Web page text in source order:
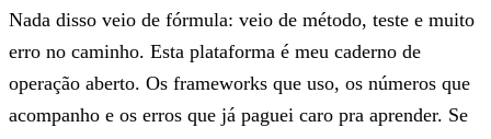
Nada disso veio de fórmula: veio de método, teste e muito
erro no caminho. Esta plataforma é meu caderno de
operação aberto. Os frameworks que uso, os números que
acompanho e os erros que já paguei caro pra aprender. Se